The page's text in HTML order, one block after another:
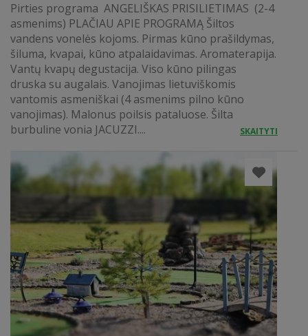
Pirties programa ANGELIŠKAS PRISILIETIMAS (2-4
asmenims) PLAČIAU APIE PROGRAMĄ Šiltos
vandens vonelės kojoms. Pirmas kūno prašildymas,
šiluma, kvapai, kūno atpalaidavimas. Aromaterapija.
Vantų kvapų degustacija. Viso kūno pilingas
druska su augalais. Vanojimas lietuviškomis
vantomis asmeniškai (4 asmenims pilno kūno
vanojimas). Malonus poilsis pataluose. Šilta
burbuline vonia JACUZZI....
SKAITYTI